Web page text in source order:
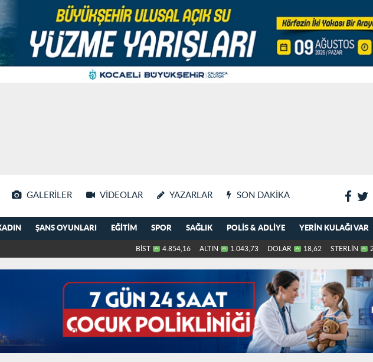
GALERILER VIDEOLAR YAZARLAR SON DAKIKA
ŞANS OYUNLARI EĞITIM SPOR SAĞLIK POLIS & ADLIYE YERIN KULAĞI VAR
BİST 4.854,16 ALTIN 1.043,73 DOLAR 18,62 STERLİN